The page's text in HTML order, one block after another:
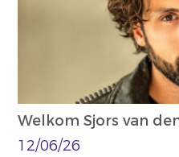
Welkom Sjors van
12/06/26